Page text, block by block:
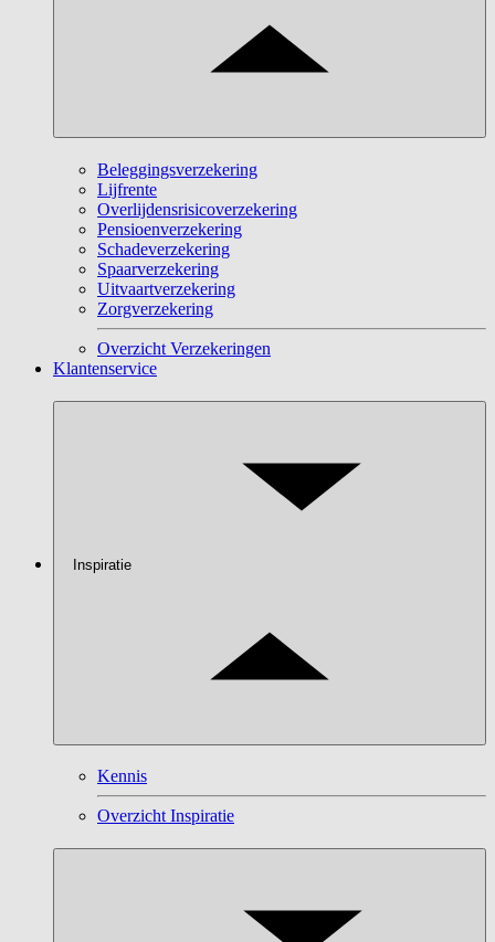
Beleggingsverzekering
Lijfrente
Overlijdensrisicoverzekering
Pensioenverzekering
Schadeverzekering
Spaarverzekering
Uitvaartverzekering
Zorgverzekering
Overzicht Verzekeringen
Klantenservice
Inspiratie
Kennis
Overzicht Inspiratie